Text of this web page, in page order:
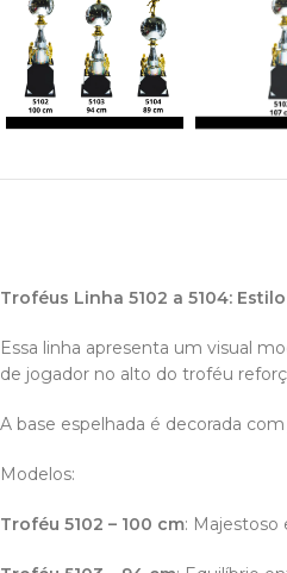
Troféus Linha 5102 a 5104:
Essa linha apresenta um visual
de jogador no alto do troféu
A base espelhada é decorada
Modelos:
Troféu 5102 – 100 cm: Majestoso